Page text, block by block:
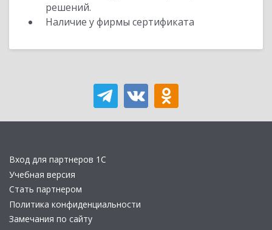
решений.
Наличие у фирмы сертификата
Вход для партнеров 1С
Учебная версия
Стать партнером
Политика конфиденциальности
Замечания по сайту